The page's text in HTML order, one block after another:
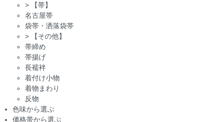
>
【帯】
名古屋帯
袋帯・洒落袋帯
>
【その他】
帯締め
帯揚げ
長襦袢
着付け小物
着物まわり
反物
色味から選ぶ
価格帯から選ぶ